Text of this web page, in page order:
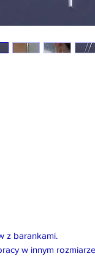
z barankami.
w innym